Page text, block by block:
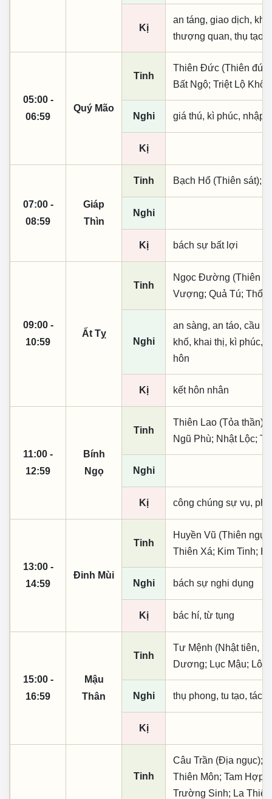
Kị
an táng, giao dịch,
thượng quan, thụ tạo,
05:00 -
06:59
Quý Mão
Tinh
Thiên Đức (Thiên đức,
Bất Ngộ; Triệt Lộ
Nghi giá thú, kì phúc, nhập
Kị
07:00 -
08:59
Giáp
Thìn
Tinh Bạch Hổ (Thiên sát);
Nghi
Kị bách sự bất lợi
09:00 -
10:59
Ất Tỵ
Tinh
Ngọc Đường (Thiên
Vượng; Quả Tú; Thổ
Nghi
an sàng, an táo, cầu
khố, khai thị, kì phúc,
hôn
Kị kết hôn nhân
11:00 -
12:59
Bính
Ngọ
Tinh
Thiên Lao (Tỏa thần);
Ngũ Phù; Nhật Lộc;
Nghi
Kị công chúng sự vụ,
13:00 -
14:59
Đinh Mùi
Tinh
Huyền Vũ (Thiên
Thiên Xá; Kim Tinh;
Nghi bách sự nghi dụng
Kị bác hí, từ tụng
15:00 -
16:59
Mậu
Thân
Tinh
Tư Mệnh (Nhật tiên,
Dương; Lục Mậu; Lôi
Nghi thụ phong, tu tạo, tác
Kị
Tinh
Câu Trần (Địa ngục);
Thiên Môn; Tam Hợp;
Trường Sinh; La